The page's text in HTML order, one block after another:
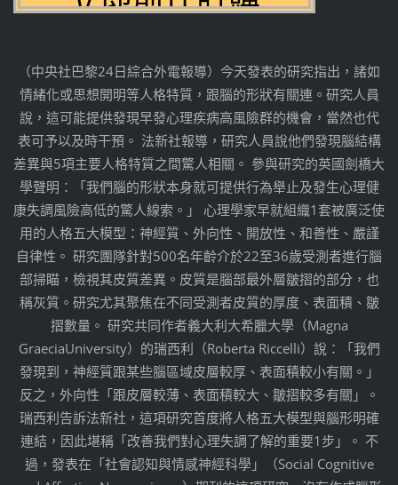
（中央社巴黎24日綜合外電報導）今天發表的研究指出，諸如
情緒化或思想開明等人格特質，跟腦的形狀有關連。研究人員
說，這可能提供發現早發心理疾病高風險群的機會，當然也代
表可予以及時干預。 法新社報導，研究人員說他們發現腦結構
差異與5項主要人格特質之間驚人相關。 參與研究的英國劍橋大
學聲明：「我們腦的形狀本身就可提供行為舉止及發生心理健
康失調風險高低的驚人線索。」 心理學家早就組織1套被廣泛使
用的人格五大模型：神經質、外向性、開放性、和善性、嚴謹
自律性。 研究團隊針對500名年齡介於22至36歲受測者進行腦
部掃瞄，檢視其皮質差異。皮質是腦部最外層皺摺的部分，也
稱灰質。研究尤其聚焦在不同受測者皮質的厚度、表面積、皺
摺數量。 研究共同作者義大利大希臘大學（Magna
GraeciaUniversity）的瑞西利（Roberta Riccelli）說：「我們
發現到，神經質跟某些腦區域皮層較厚、表面積較小有關。」
反之，外向性「跟皮層較薄、表面積較大、皺摺較多有關」。
瑞西利告訴法新社，這項研究首度將人格五大模型與腦形明確
連結，因此堪稱「改善我們對心理失調了解的重要1步」。 不
過，發表在「社會認知與情感神經科學」（Social Cognitive